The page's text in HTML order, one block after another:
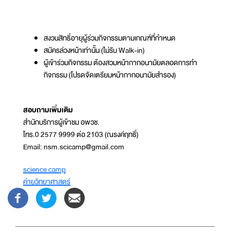
สงวนสิทธิ์อายุผู้ร่วมกิจกรรมตามเกณฑ์ที่กำหนด
สมัครล่วงหน้าเท่านั้น (ไม่รับ Walk-in)
ผู้เข้าร่วมกิจกรรม ต้องสวมหน้ากากอนามัยตลอดการทำ
กิจกรรม (โปรดจัดเตรียมหน้ากากอนามัยสำรอง)
สอบถามเพิ่มเติม
สำนักบริการผู้เข้าชม อพวช.
โทร.0 2577 9999 ต่อ 2103 (ณรงค์ฤทธิ์)
Email: nsm.scicamp@gmail.com
science camp
ค่ายวิทยาศาสตร์